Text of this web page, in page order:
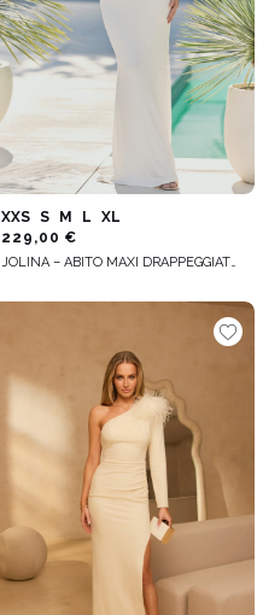
XXS S M L
XL
229,00 €
JOLINA – ABITO MAXI DRAPPEGGIATO COLOR ECRU